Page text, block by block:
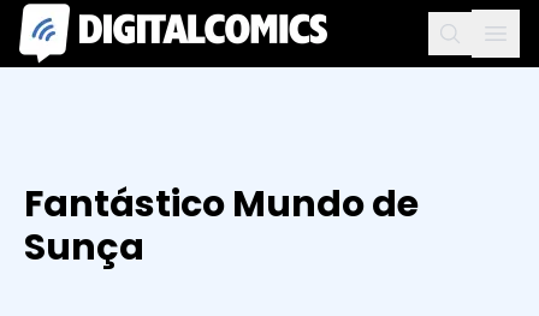
Fantástico Mundo de
Sunça